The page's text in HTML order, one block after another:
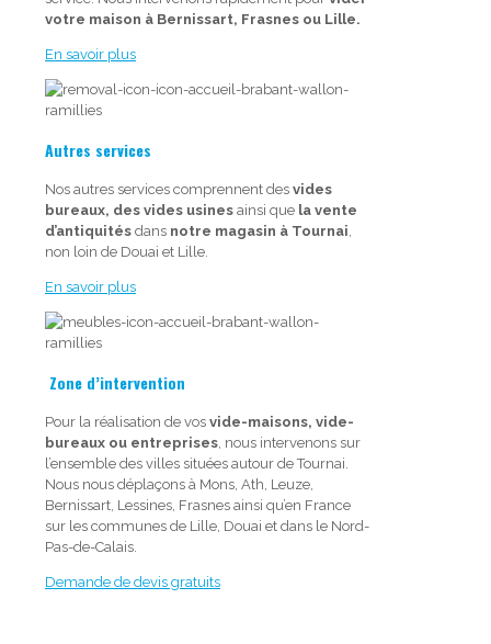
votre maison à Bernissart, Frasnes ou Lille.
En savoir plus
Autres services
Nos autres services comprennent des vides
bureaux, des vides usines ainsi que la vente
d’antiquités dans notre magasin à Tournai
non loin de Douai et Lille.
En savoir plus
Zone d’intervention
Pour la réalisation de vos vide-maisons, vide-
bureaux ou entreprises , nous intervenons sur
l’ensemble des villes situées autour de Tournai.
Nous nous déplaçons à Mons, Ath, Leuze,
Bernissart, Lessines, Frasnes ainsi qu’en France
sur les communes de Lille, Douai et dans le Nord-
Pas-de-Calais.
Demande de devis gratuits